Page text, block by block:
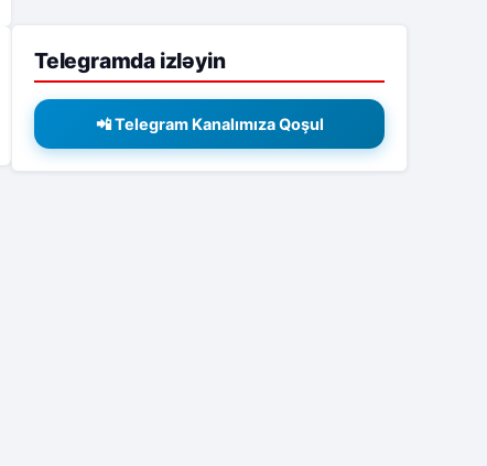
Telegramda izləyin
📲 Telegram Kanalımıza Qoşul